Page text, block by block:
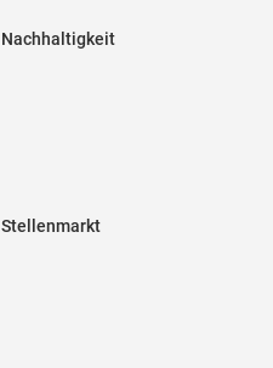
Nachhaltigkeit
Stellenmarkt